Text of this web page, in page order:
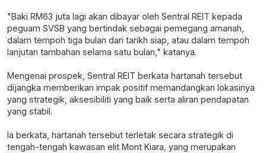
"Baki RM63 juta lagi akan dibayar oleh Sentral REIT kepada
peguam SVSB yang bertindak sebagai pemegang amanah,
dalam tempoh tiga bulan dari tarikh siap, atau dalam tempoh
lanjutan tambahan selama satu bulan," katanya.
Mengenai prospek, Sentral REIT berkata hartanah tersebut
dijangka memberikan impak positif memandangkan lokasinya
yang strategik, aksesibiliti yang baik serta aliran pendapatan
yang stabil.
Ia berkata, hartanah tersebut terletak secara strategik di
tengah-tengah kawasan elit Mont Kiara, yang merupakan